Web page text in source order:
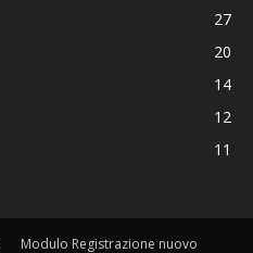
27
20
14
12
11
Modulo Registrazione nuovo